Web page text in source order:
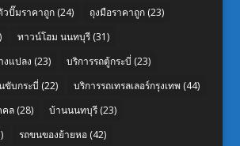
วปั๊มราคาถูก(24) ถุงมือราคาถูก(23)
ทาวน์โฮม นนทบุรี(31)
งแปลง (23) บริการรถตู้กระบี่ (23)
ขับกระบี่ (22) บริการรถเทรลเลอร์กรุงเทพ (44)
ล(28) บ้านนนทบุรี(23)
รถขนของย้ายหอ(42)